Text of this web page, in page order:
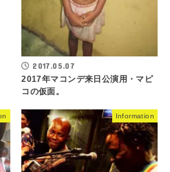
2017.05.07
2017年マコンデ来日公演用・マピ
コの仮面。
Information